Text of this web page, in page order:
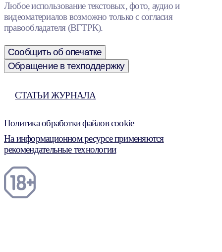
Любое использование текстовых, фото, аудио и
видеоматериалов возможно только с согласия
правообладателя (ВГТРК).
Сообщить об опечатке
Обращение в техподдержку
СТАТЬИ ЖУРНАЛА
Политика обработки файлов cookie
На информационном ресурсе применяются
рекомендательные технологии